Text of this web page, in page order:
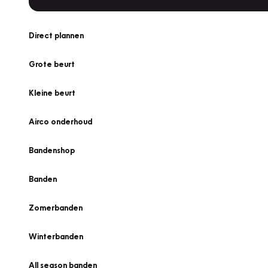
Direct plannen
Grote beurt
Kleine beurt
Airco onderhoud
Bandenshop
Banden
Zomerbanden
Winterbanden
All season banden